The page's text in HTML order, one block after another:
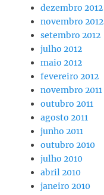
dezembro 2012
novembro 2012
setembro 2012
julho 2012
maio 2012
fevereiro 2012
novembro 2011
outubro 2011
agosto 2011
junho 2011
outubro 2010
julho 2010
abril 2010
janeiro 2010